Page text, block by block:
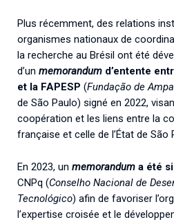
Plus récemment, des relations
organismes nationaux de
la recherche au Brésil ont été
d’un memorandum d’entente
et la FAPESP (Fundação de
de São Paulo) signé en 2022,
coopération et les liens entre la
française et celle de l’État de São
En 2023, un memorandum a été
CNPq (Conselho Nacional de
Tecnológico) afin de favoriser
l’expertise croisée et le